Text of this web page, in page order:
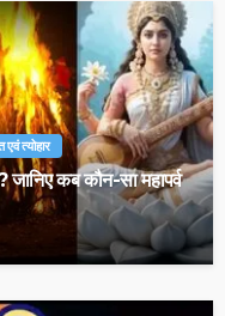
एवं त्योहार
कब कौन-सा महापर्व